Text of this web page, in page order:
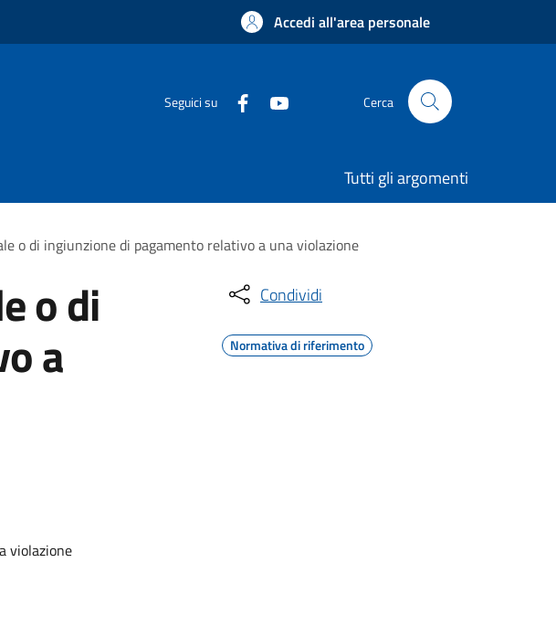
Accedi all'area personale
Seguici su Cerca
Tutti gli argomenti
o di ingiunzione di pagamento relativo a una violazione
o di
a
violazione
Condividi
Normativa di riferimento